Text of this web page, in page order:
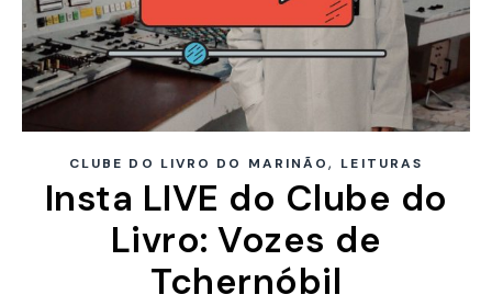
CLUBE DO LIVRO DO MARINÃO, LEITURAS
Insta LIVE do Clube do
Livro: Vozes de
Tchernóbil